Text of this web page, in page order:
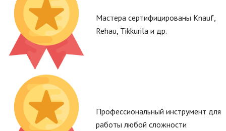
Мастера сертифицированы Knauf,
Rehau, Tikkurila и др.
Профессиональный инструмент для
работы любой сложности